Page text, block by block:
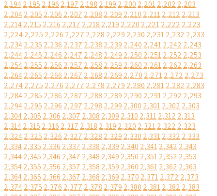
2,1942,195 2,196 2,197 2,198 2,199 2,200 2,2012,202 2,203
2,2042,205 2,206 2,207 2,208 2,209 2,210 2,2112,212 2,213
2,2142,215 2,216 2,217 2,218 2,219 2,220 2,2212,222 2,223
2,2242,225 2,226 2,227 2,228 2,229 2,230 2,2312,232 2,233
2,2342,235 2,236 2,237 2,238 2,239 2,240 2,2412,242 2,243
2,2442,245 2,246 2,247 2,248 2,249 2,250 2,2512,252 2,253
2,2542,255 2,256 2,257 2,258 2,259 2,260 2,2612,262 2,263
2,2642,265 2,266 2,267 2,268 2,269 2,270 2,2712,272 2,273
2,2742,275 2,276 2,277 2,278 2,279 2,280 2,2812,282 2,283
2,2842,285 2,286 2,287 2,288 2,289 2,290 2,2912,292 2,293
2,2942,295 2,296 2,297 2,298 2,299 2,300 2,3012,302 2,303
2,3042,305 2,306 2,307 2,308 2,309 2,310 2,3112,312 2,313
2,3142,315 2,316 2,317 2,318 2,319 2,320 2,3212,322 2,323
2,3242,325 2,326 2,327 2,328 2,329 2,330 2,3312,332 2,333
2,3342,335 2,336 2,337 2,338 2,339 2,340 2,3412,342 2,343
2,3442,345 2,346 2,347 2,348 2,349 2,350 2,3512,352 2,353
2,3542,355 2,356 2,357 2,358 2,359 2,360 2,3612,362 2,363
2,3642,365 2,366 2,367 2,368 2,369 2,370 2,3712,372 2,373
2,3742,375 2,376 2,377 2,378 2,379 2,380 2,3812,382 2,383